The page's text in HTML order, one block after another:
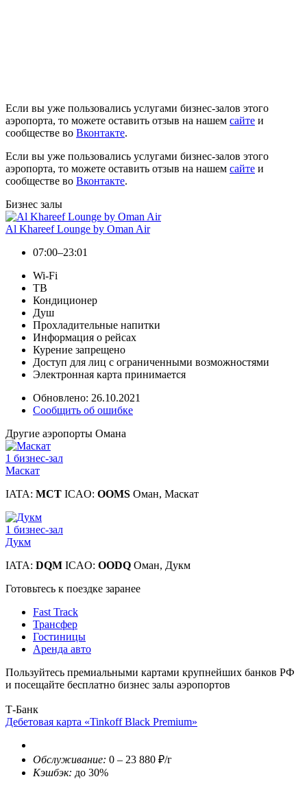
Если вы уже пользовались услугами бизнес-залов этого
аэропорта, то можете оставить отзыв на нашем сайте и
сообществе во Вконтакте.
Если вы уже пользовались услугами бизнес-залов этого
аэропорта, то можете оставить отзыв на нашем сайте и
сообществе во Вконтакте.
Бизнес залы
Al Khareef Lounge by Oman Air
07:00–23:01
Wi-Fi
ТВ
Кондиционер
Душ
Прохладительные напитки
Информация о рейсах
Курение запрещено
Доступ для лиц с ограниченными возможностями
Электронная карта принимается
Обновлено: 26.10.2021
Сообщить об ошибке
Другие аэропорты Омана
1 бизнес-зал
Маскат
IATA: MCT ICAO: OOMS Оман, Маскат
1 бизнес-зал
Дукм
IATA: DQM ICAO: OODQ Оман, Дукм
Готовьтесь к поездке заранее
Fast Track
Трансфер
Гостиницы
Аренда авто
Пользуйтесь премиальными картами крупнейших банков РФ
и посещайте бесплатно бизнес залы аэропортов
Т-Банк
Дебетовая карта «Tinkoff Black Premium»
Обслуживание: 0 – 23 880 ₽/г
Кэшбэк: до 30%